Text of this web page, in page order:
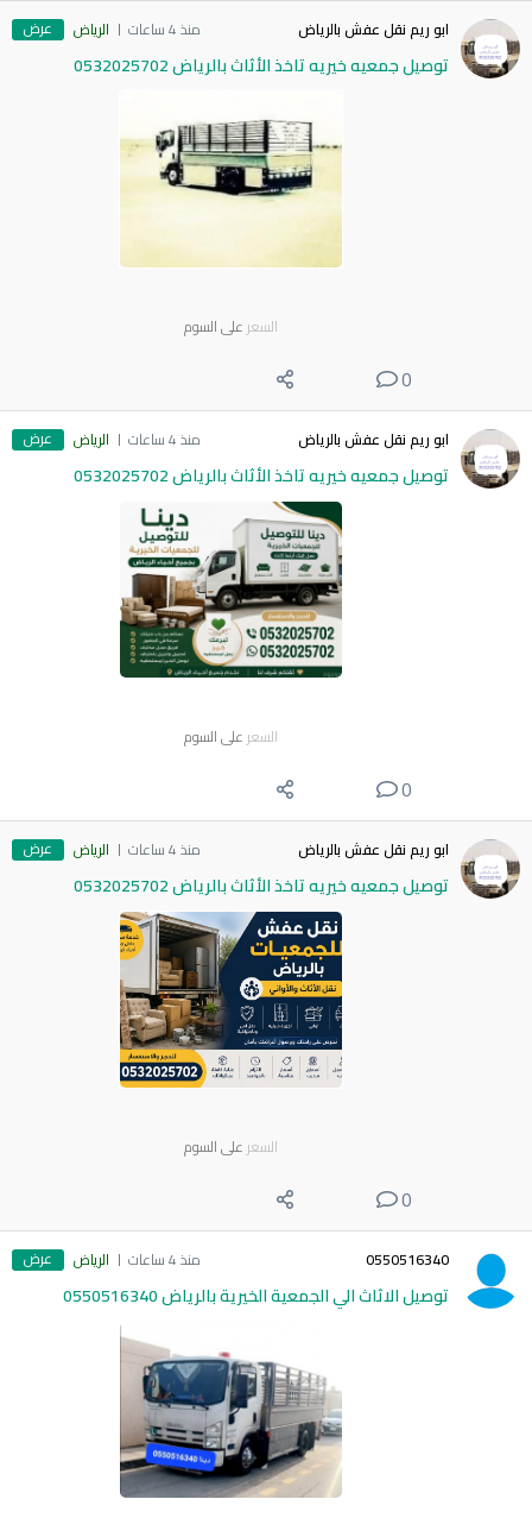
ابو ريم نقل عفش بالرياض منذ 4 ساعات الرياض عرض
توصيل جمعيه خيريه تاخذ الأثاث بالرياض 0532025702
السعر على السوم
0
ابو ريم نقل عفش بالرياض منذ 4 ساعات الرياض عرض
توصيل جمعيه خيريه تاخذ الأثاث بالرياض 0532025702
السعر على السوم
0
ابو ريم نقل عفش بالرياض منذ 4 ساعات الرياض عرض
توصيل جمعيه خيريه تاخذ الأثاث بالرياض 0532025702
السعر على السوم
0
0550516340 منذ 4 ساعات الرياض عرض
توصيل الاثاث الي الجمعية الخيرية بالرياض 0550516340